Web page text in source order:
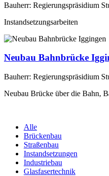
Bauherr: Regierungspräsidium
Instandsetzungsarbeiten
Neubau Bahnbrücke
Bauherr: Regierungspräsidium
Neubau Brücke über die Bahn,
Alle
Brückenbau
Straßenbau
Instandsetzungen
Industriebau
Glasfasertechnik